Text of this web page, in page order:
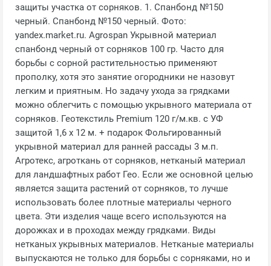
защиты участка от сорняков. 1. Спанбонд №150
черный. Спанбонд №150 черный. Фото:
yandex.market.ru. Agrospan Укрывной материал
спанбонд черный от сорняков 100 гр. Часто для
борьбы с сорной растительностью применяют
прополку, хотя это занятие огородники не назовут
легким и приятным. Но задачу ухода за грядками
можно облегчить с помощью укрывного материала от
сорняков. Геотекстиль Premium 120 г/м.кв. с УФ
защитой 1,6 х 12 м. + подарок Фольгированный
укрывной материал для ранней рассады 3 м.п.
Агротекс, агроткань от сорняков, нетканый материал
для ландшафтных работ Гео. Если же основной целью
является защита растений от сорняков, то лучше
использовать более плотные материалы черного
цвета. Эти изделия чаще всего используются на
дорожках и в проходах между грядками. Виды
нетканых укрывных материалов. Нетканые материалы
выпускаются не только для борьбы с сорняками, но и